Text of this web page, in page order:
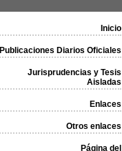
Inicio
Publicaciones Diarios Oficiales
Jurisprudencias y Tesis
Aisladas
Enlaces
Otros enlaces
Página del